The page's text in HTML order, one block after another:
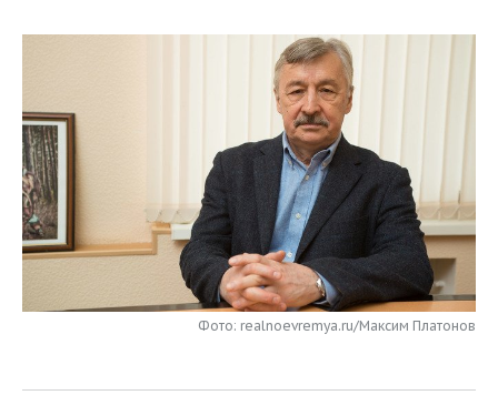
ТОРГОВЫЕ ЦЕНТРЫ
МАШИНОСТРОЕНИЕ
НЕФТЬ
ОПК
ЭНЕРГЕТИКА
РОЗНИЧНАЯ ТОРГОВЛЯ
ТРАНСПОРТ
УСЛУГИ
НОВОСТИ ТЕХНОЛОГИЙ
IT
МЕДИА
ТЕЛЕКОММУНИКАЦИИ
МЕРОПРИЯТИЯ
НОВОСТИ МЕРОПРИЯТИЙ
ВЫЕЗДНАЯ РЕДАКЦИЯ
ONLINE-КОНФЕРЕНЦИИ
СПОРТ
НОВОСТИ СПОРТА
ОБЩЕСТВО
НОВОСТИ ОБЩЕСТВА
Фото: realnoevremya.ru/Максим Платонов